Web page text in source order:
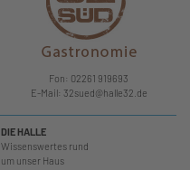
Fon: 02261 919693
E-Mail: 32sued@halle32.de
DIE HALLE
Wissenswertes rund
um unser Haus